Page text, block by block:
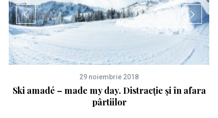
29 noiembrie 2018
Ski amadé – made my day. Distracție și în afara
pârtiilor